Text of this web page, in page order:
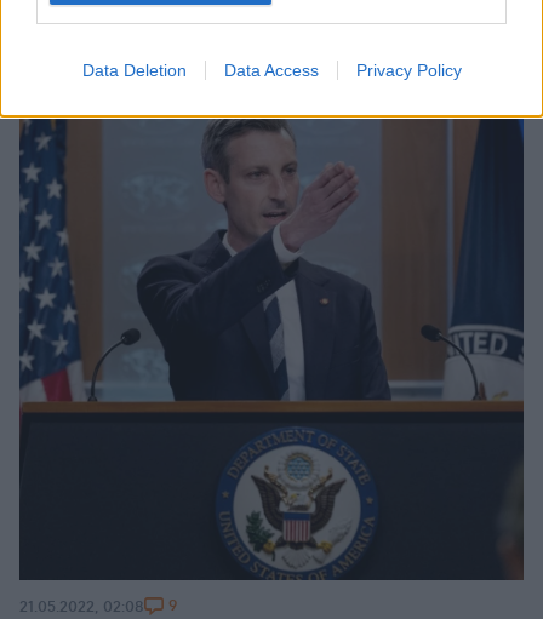
Data Deletion Data Access Privacy Policy
αμερικανικού υπουργείου Εξωτερικών
21.05.2022, 02:08 9